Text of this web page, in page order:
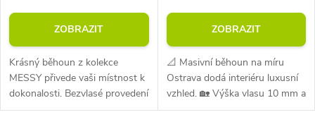
ZOBRAZIT
Krásný běhoun z kolekce
MESSY přivede vaši místnost k
dokonalosti. Bezvlasé provedení
při průměrné hmotnosti 1400
ZOBRAZIT
📐 Masivní běhoun na míru
Ostrava dodá interiéru luxusní
vzhled. 🏡 Výška vlasu 10 mm a
gramáž 2200 g/m² řadí běhoun